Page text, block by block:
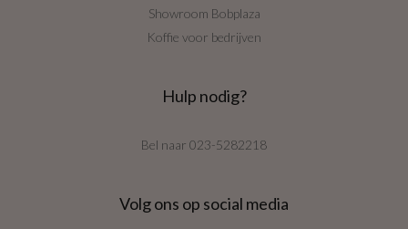
Showroom Bobplaza
Koffie voor bedrijven
Hulp nodig?
Bel naar 023-5282218
Volg ons op social media